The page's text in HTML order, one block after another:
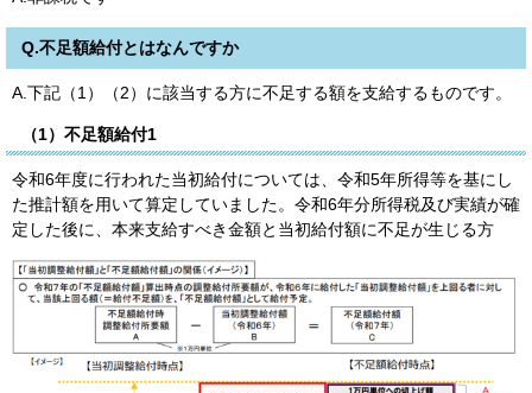
Q.不足額給付とはなんですか
A.下記（1）（2）に該当する方に不足する額を支給するものです。
（1）不足額給付1
令和6年度に行われた当初給付については、令和5年所得等を基にし
た推計額を用いて算定していました。令和6年分所得税及び実績が確
定した後に、本来支給すべき金額と当初給付額に不足が生じる方